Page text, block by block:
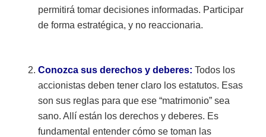
permitirá tomar decisiones informadas. Participar
de forma estratégica, y no reaccionaria.
Conozca sus derechos y deberes: Todos los
accionistas deben tener claro los estatutos. Esas
son sus reglas para que ese “matrimonio” sea
sano. Allí están los derechos y deberes. Es
fundamental entender cómo se toman las